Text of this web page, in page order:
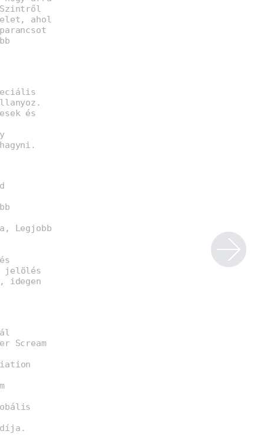
ahol
és
Legjobb
jelölés
idegen
Scream